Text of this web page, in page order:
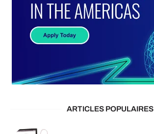
ARTICLES POPULAIRES